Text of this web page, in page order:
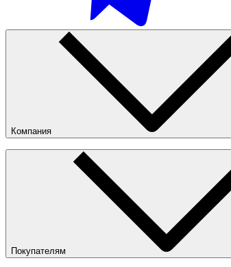
Компания
О компании
Наши магазины
Публичная оферта
Покупателям